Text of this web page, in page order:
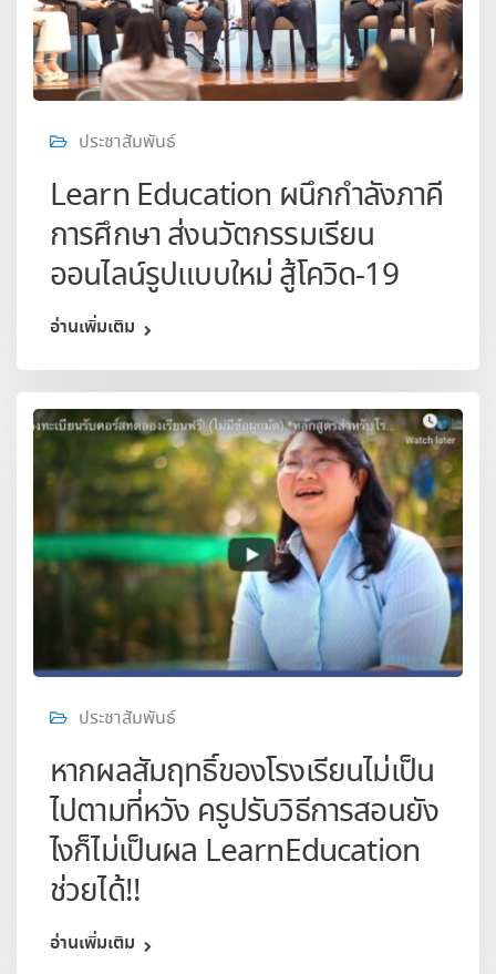
ประชาสัมพันธ์
Learn Education ผนึกกำลังภาคี
การศึกษา ส่งนวัตกรรมเรียน
ออนไลน์รูปแบบใหม่ สู้โควิด-19
อ่านเพิ่มเติม
ประชาสัมพันธ์
หากผลสัมฤทธิ์ของโรงเรียนไม่เป็น
ไปตามที่หวัง ครูปรับวิธีการสอนยัง
ไงก็ไม่เป็นผล LearnEducation
ช่วยได้!!
อ่านเพิ่มเติม